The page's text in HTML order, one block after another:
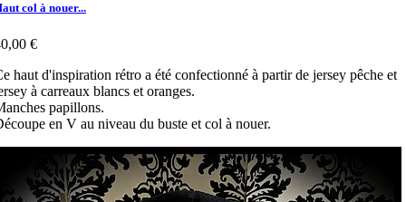
col à nouer...
€
haut d'inspiration rétro a été confectionné à partir de jersey pêche et
à carreaux blancs et oranges.
papillons.
en V au niveau du buste et col à nouer.